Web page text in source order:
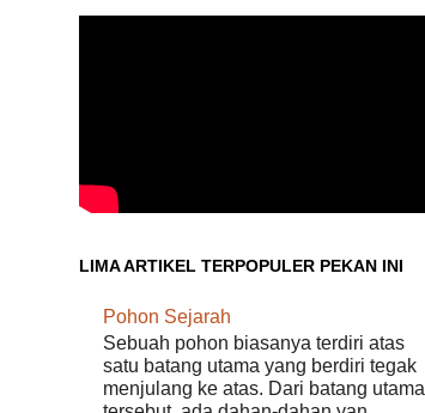
LIMA ARTIKEL TERPOPULER PEKAN INI
Pohon Sejarah
Sebuah pohon biasanya terdiri atas
satu batang utama yang berdiri tegak
menjulang ke atas. Dari batang utama